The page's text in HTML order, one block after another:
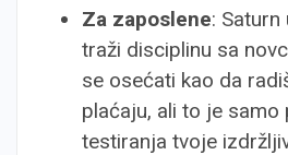
Za zaposlene:
traži disciplinu sa
se osećati kao da
plaćaju, ali to je samo
testiranja tvoje